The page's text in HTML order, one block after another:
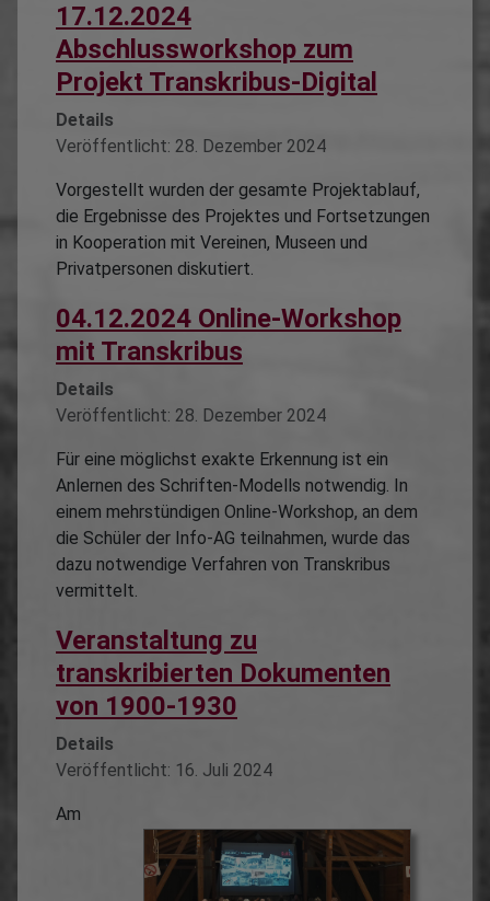
17.12.2024
Abschlussworkshop zum
Projekt Transkribus-Digital
Details
Veröffentlicht: 28. Dezember 2024
Vorgestellt wurden der gesamte Projektablauf,
die Ergebnisse des Projektes und Fortsetzungen
in Kooperation mit Vereinen, Museen und
Privatpersonen diskutiert.
04.12.2024 Online-Workshop
mit Transkribus
Details
Veröffentlicht: 28. Dezember 2024
Für eine möglichst exakte Erkennung ist ein
Anlernen des Schriften-Modells notwendig. In
einem mehrstündigen Online-Workshop, an dem
die Schüler der Info-AG teilnahmen, wurde das
dazu notwendige Verfahren von Transkribus
vermittelt.
Veranstaltung zu
transkribierten Dokumenten
von 1900-1930
Details
Veröffentlicht: 16. Juli 2024
Am